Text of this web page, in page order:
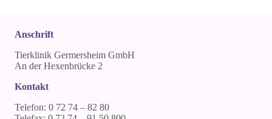
Anschrift
Tierklinik Germersheim GmbH
An der Hexenbrücke 2
Kontakt
Telefon: 0 72 74 – 82 80